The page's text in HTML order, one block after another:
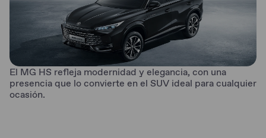
El MG HS refleja modernidad y elegancia, con una
presencia que lo convierte en el SUV ideal para cualquier
ocasión.